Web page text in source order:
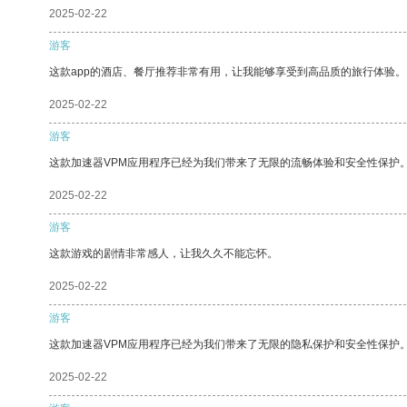
2025-02-22
游客
这款app的酒店、餐厅推荐非常有用，让我能够享受到高品质的旅行体验。
2025-02-22
游客
这款加速器VPM应用程序已经为我们带来了无限的流畅体验和安全性保护
2025-02-22
游客
这款游戏的剧情非常感人，让我久久不能忘怀。
2025-02-22
游客
这款加速器VPM应用程序已经为我们带来了无限的隐私保护和安全性保护
2025-02-22